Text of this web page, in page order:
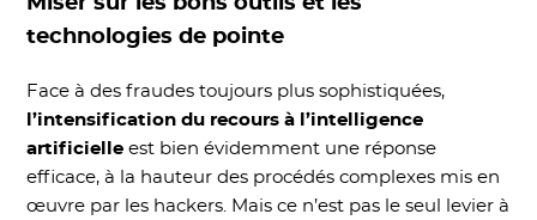
technologies de pointe
Face à des fraudes toujours plus sophistiquées,
l’intensification du recours à l’intelligence
artificielle est bien évidemment une réponse
efficace, à la hauteur des procédés complexes mis en
œuvre par les hackers. Mais ce n’est pas le seul levier à